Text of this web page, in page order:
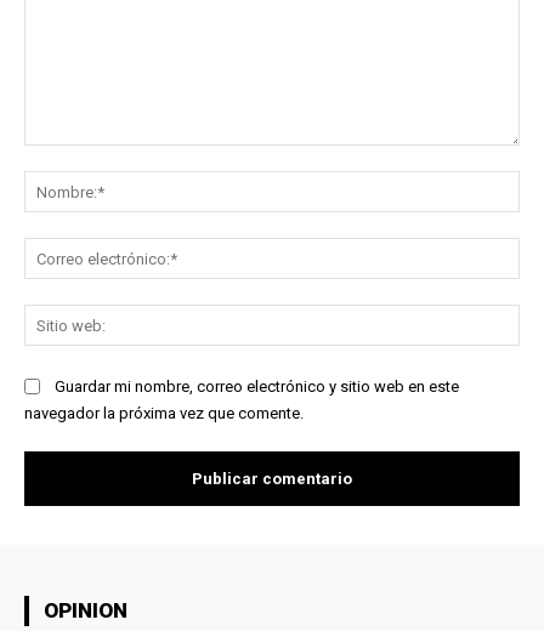
Guardar mi nombre, correo electrónico y sitio web en este
navegador la próxima vez que comente.
OPINION